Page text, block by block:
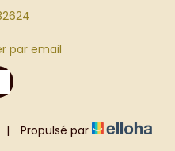
par email
| Propulsé par